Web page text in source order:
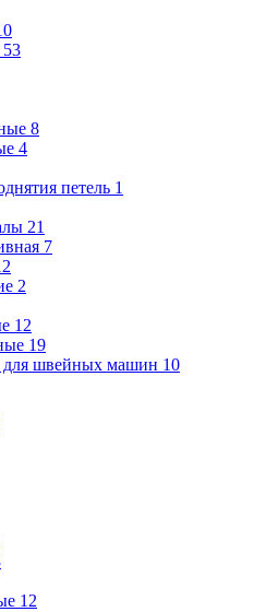
53
8
4
петель 1
21
7
2
12
19
швейных машин 10
12